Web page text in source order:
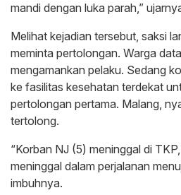
mandi dengan luka parah,”
Melihat kejadian tersebut, saksi
meminta pertolongan. Warga
mengamankan pelaku. Sedang
ke fasilitas kesehatan terdekat
pertolongan pertama. Malang,
tertolong.
“Korban NJ (5) meninggal di
meninggal dalam perjalanan
imbuhnya.